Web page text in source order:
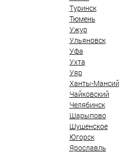
Туринск
Тюмень
Ужур
Ульяновск
Уфа
Ухта
Уяр
Ханты-
Чайковский
Челябинск
Шарыпово
Шушенское
Югорск
Ярославль